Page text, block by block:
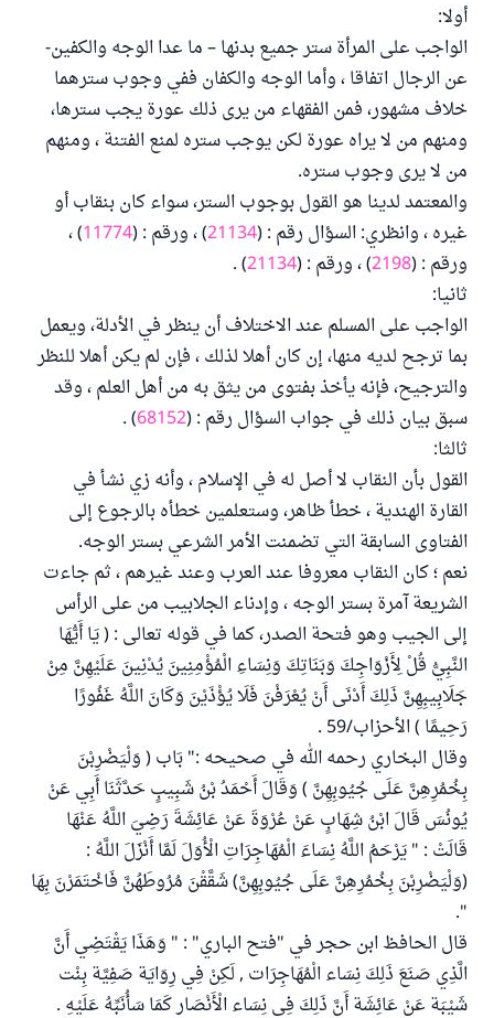
أولا:
الواجب على المرأة ستر جميع بدنها – ما عدا الوجه والكفين-
عن الرجال اتفاقا ، وأما الوجه والكفان ففي وجوب سترهما
خلاف مشهور، فمن الفقهاء من يرى ذلك عورة يجب سترها،
ومنهم من لا يراه عورة لكن يوجب ستره لمنع الفتنة ، ومنهم
من لا يرى وجوب ستره.
والمعتمد لدينا هو القول بوجوب الستر، سواء كان بنقاب أو
غيره ، وانظري: السؤال رقم : (21134) ، ورقم : (11774) ،
ورقم : (2198) ، ورقم : (21134
) .
ثانيا:
الواجب على المسلم عند الاختلاف أن ينظر في الأدلة، ويعمل
بما ترجح لديه منها، إن كان أهلا لذلك ، فإن لم يكن أهلا للنظر
والترجيح، فإنه يأخذ بفتوى من يثق به من أهل العلم ، وقد
سبق بيان ذلك في جواب السؤال رقم : (68152
) .
ثالثا:
القول بأن النقاب لا أصل له في الإسلام ، وأنه زي نشأ في
القارة الهندية ، خطأ ظاهر، وستعلمين خطأه بالرجوع إلى
الفتاوى السابقة التي تضمنت الأمر الشرعي بستر الوجه.
نعم ؛ كان النقاب معروفا عند العرب وعند غيرهم ، ثم جاءت
الشريعة آمرة بستر الوجه ، وإدناء الجلابيب من على الرأس
إلى الجيب وهو فتحة الصدر، كما في قوله تعالى : ( يَا أَيُّهَا
النَّبِيُّ قُلْ لِأَزْوَاجِكَ وَبَنَاتِكَ وَنِسَاءِ الْمُؤْمِنِينَ يُدْنِينَ عَلَيْهِنَّ مِنْ
جَلَابِيبِهِنَّ ذَلِكَ أَدْنَى أَنْ يُعْرَفْنَ فَلَا يُؤْذَيْنَ وَكَانَ اللَّهُ غَفُورًا
رَحِيمًا ) الأحزاب/59 .
وقال البخاري رحمه الله في صحيحه :" بَاب ( وَلْيَضْرِبْنَ
بِخُمُرِهِنَّ عَلَى جُيُوبِهِنَّ ) وَقَالَ أَحْمَدُ بْنُ شَبِيبٍ حَدَّثَنَا أَبِي عَنْ
يُونُسَ قَالَ ابْنُ شِهَابٍ عَنْ عُرْوَةَ عَنْ عَائِشَةَ رَضِيَ اللَّهُ عَنْهَا
قَالَتْ : " يَرْحَمُ اللَّهُ نِسَاءَ الْمُهَاجِرَاتِ الْأُوَلَ لَمَّا أَنْزَلَ اللَّهُ :
(وَلْيَضْرِبْنَ بِخُمُرِهِنَّ عَلَى جُيُوبِهِنَّ) شَقَّقْنَ مُرُوطَهُنَّ فَاخْتَمَرْنَ بِهَا
".
قال الحافظ ابن حجر في "فتح الباري" : " وَهَذَا يَقْتَضِي أَنَّ
الَّذِي صَنَعَ ذَلِكَ نِسَاء الْمُهَاجِرَات , لَكِنْ فِي رِوَايَة صَفِيَّة بِنْت
شَيْبَة عَنْ عَائِشَة أَنَّ ذَلِكَ فِي نِسَاء الْأَنْصَار كَمَا سَأُنَبِّهُ عَلَيْهِ .